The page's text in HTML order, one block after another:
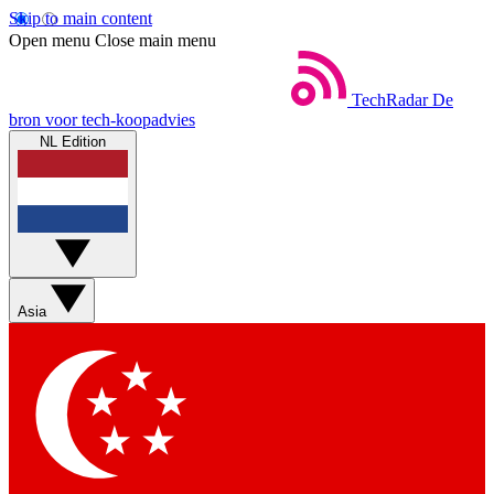
Skip to main content
Open menu Close main menu
TechRadar De
bron voor tech-koopadvies
NL Edition
Asia